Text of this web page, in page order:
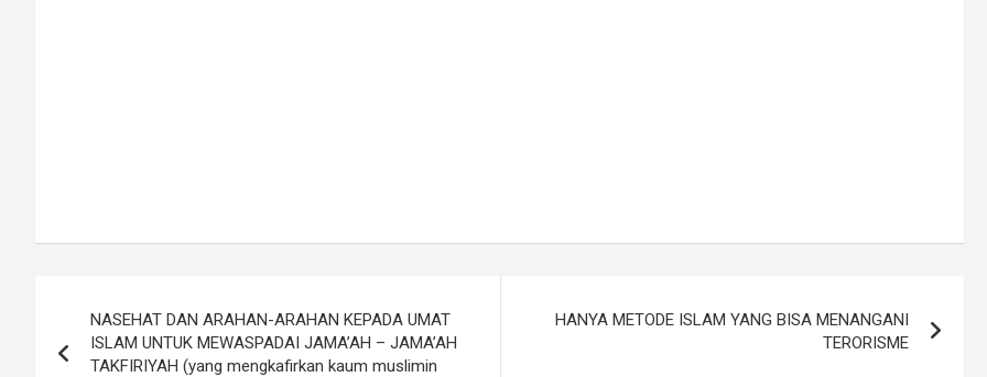
pos
NASEHAT DAN ARAHAN-ARAHAN KEPADA UMAT
ISLAM UNTUK MEWASPADAI JAMA’AH – JAMA’AH
TAKFIRIYAH (yang mengkafirkan kaum muslimin
HANYA METODE ISLAM YANG BISA MENANGANI
TERORISME